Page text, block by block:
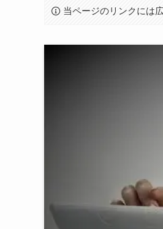
当ページのリンクには